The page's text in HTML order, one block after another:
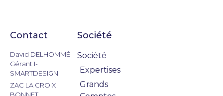
Contact
David DELHOMMÉ
Gérant I-
SMARTDESIGN
ZAC LA CROIX
Société
Société
Expertises
Grands